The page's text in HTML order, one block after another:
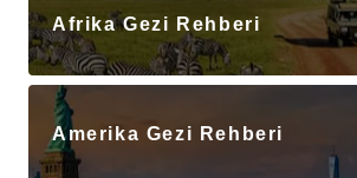
Afrika Gezi Rehberi
Amerika Gezi Rehberi